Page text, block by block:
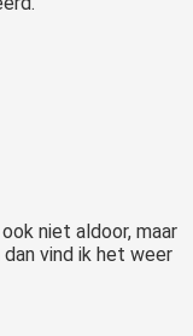
niet aldoor, maar
vind ik het weer